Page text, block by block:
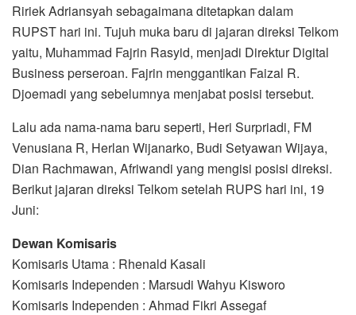
Ririek Adriansyah sebagaimana ditetapkan dalam
RUPST hari ini. Tujuh muka baru di jajaran direksi Telkom
yaitu, Muhammad Fajrin Rasyid, menjadi Direktur Digital
Business perseroan. Fajrin menggantikan Faizal R.
Djoemadi yang sebelumnya menjabat posisi tersebut.
Lalu ada nama-nama baru seperti, Heri Surpriadi, FM
Venusiana R, Herlan Wijanarko, Budi Setyawan Wijaya,
Dian Rachmawan, Afriwandi yang mengisi posisi direksi.
Berikut jajaran direksi Telkom setelah RUPS hari ini, 19
Juni:
Dewan Komisaris
Komisaris Utama : Rhenald Kasali
Komisaris Independen : Marsudi Wahyu Kisworo
Komisaris Independen : Ahmad Fikri Assegaf